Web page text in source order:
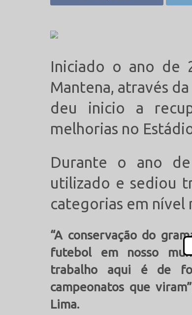
Iniciado o ano de
Mantena, através
deu inicio a
melhorias no
Durante o ano
utilizado e sediou
categorias em nível
“A conservação do
futebol em nosso
trabalho aqui é de
campeonatos que
Lima.